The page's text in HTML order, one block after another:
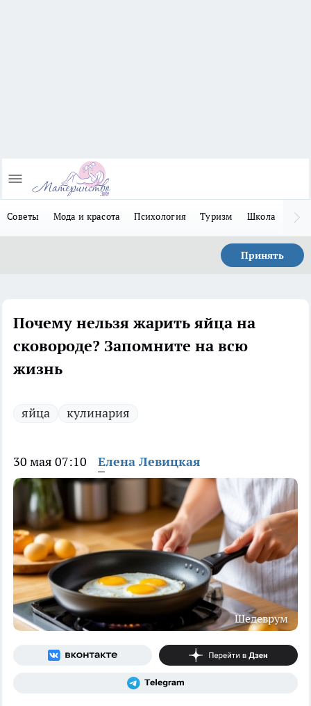
Советы Мода и красота Психология Туризм Школа
Принять
Почему нельзя жарить яйца на
сковороде? Запомните на всю
жизнь
яйца кулинария
30 мая 07:10 Елена Левицкая
Шедеврум